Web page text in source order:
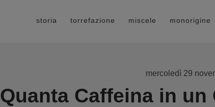
storia torrefazione miscele monorigine
mercoledì 29
Quanta Caffeina in un